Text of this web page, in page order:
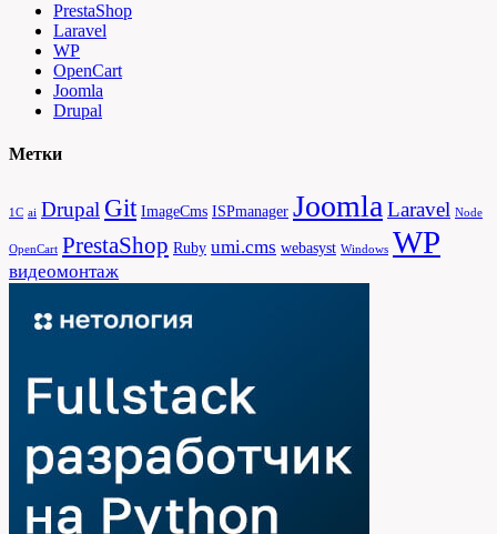
PrestaShop
Laravel
WP
OpenCart
Joomla
Drupal
Метки
1С ai Drupal Git ImageCms ISPmanager Joomla Laravel Node
OpenCart PrestaShop Ruby umi.cms webasyst Windows WP
видеомонтаж